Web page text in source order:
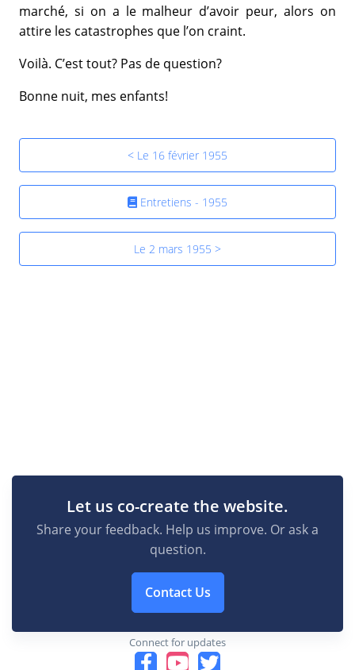
marché, si on a le malheur d’avoir peur, alors on
attire les catastrophes que l’on craint.
Voilà. C’est tout? Pas de question?
Bonne nuit, mes enfants!
< Le 16 février 1955
Entretiens - 1955
Le 2 mars 1955 >
Let us co-create the website.
Share your feedback. Help us improve. Or ask a
question.
Contact Us
Connect for updates